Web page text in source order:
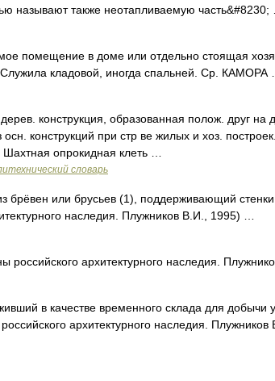
называют также неотапливаемую часть&#8230;
помещение в доме или отдельно стоящая
кладовой, иногда спальней. Ср. КАМОРА …
конструкция, образованная полож. друг на
конструкций при стр ве жилых и хоз.
опрокидная клеть …
словарь
или брусьев (1), поддерживающий стенки
наследия. Плужников В.И., 1995) …
архитектурного наследия.
в качестве временного склада для добычи
архитектурного наследия. Плужников